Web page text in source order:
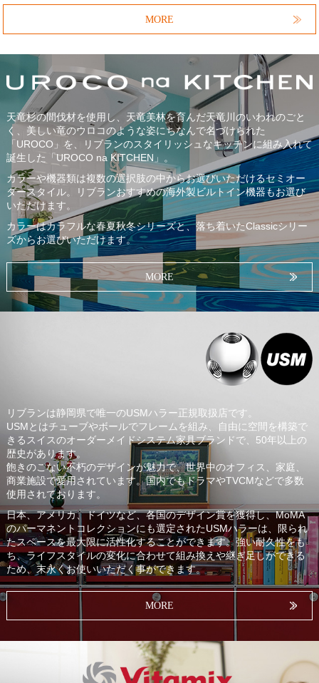
MORE
天竜杉の間伐材を使用し、天竜美林を育んだ天竜川のいわれのごと
く、美しい竜のウロコのような姿にちなんで名づけられた
「UROCO」を、リブランのスタイリッシュなキッチンに組み入れて
誕生した「UROCO na KITCHEN」。
カラーや機器類は複数の選択肢の中からお選びいただけるセミオー
ダースタイル。リブランおすすめの海外製ビルトイン機器もお選び
いただけます。
カラーはカラフルな春夏秋冬シリーズと、落ち着いたClassicシリー
ズからお選びいただけます。
MORE
リブランは静岡県で唯一のUSMハラー正規取扱店です。
USMとはチューブやボールでフレームを組み、自由に空間を構築で
きるスイスのオーダーメイドシステム家具ブランドで、50年以上の
歴史があります。
飽きのこない不朽のデザインが魅力で、世界中のオフィス、家庭、
商業施設で愛用されています。国内でもドラマやTVCMなどで多数
使用されております。
日本、アメリカ、ドイツなど、各国のデザイン賞を獲得し、MoMA
のパーマネントコレクションにも選定されたUSMハラーは、限られ
たスペースを最大限に活性化することができます。強い耐久性をも
ち、ライフスタイルの変化に合わせて組み換えや継ぎ足しができる
ため、末永くお使いいただく事ができます。
MORE